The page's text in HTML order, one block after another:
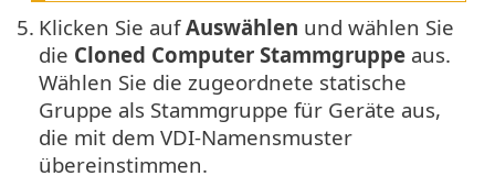
5. Klicken Sie aufAuswählen und wählen Sie
die Cloned Computer Stammgruppe aus.
Wählen Sie die zugeordnete statische
Gruppe als Stammgruppe für Geräte aus,
die mit dem VDI-Namensmuster
übereinstimmen.